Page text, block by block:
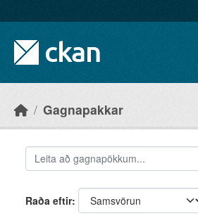
Gagnapakkar
Raða eftir